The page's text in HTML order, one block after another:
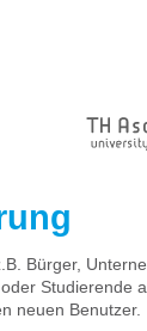
Of
Applied
Bürger,
Studierende
neuen Benutzer.